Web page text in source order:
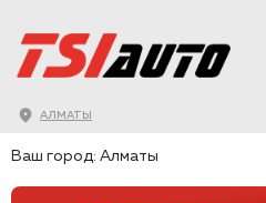
АЛМАТЫ
MITSUBISHI ASX
Ваш город: Алматы